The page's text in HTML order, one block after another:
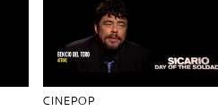
CINEPOP